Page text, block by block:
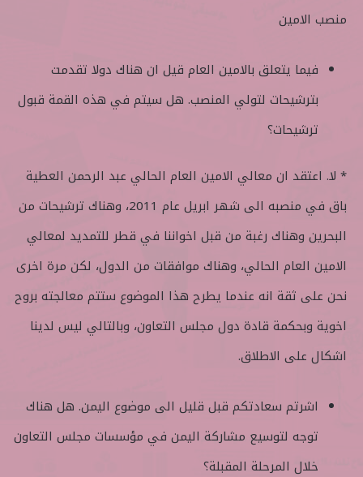
منصب الامين
فيما يتعلق بالامين العام قيل ان هناك دولا تقدمت
بترشيحات لتولي المنصب. هل سيتم في هذه القمة قبول
ترشيحات؟
* لا. اعتقد ان معالي الامين العام الحالي عبد الرحمن العطية
باق في منصبه الى شهر ابريل عام 2011، وهناك ترشيحات من
البحرين وهناك رغبة من قبل اخواننا في قطر للتمديد لمعالي
الامين العام الحالي، وهناك موافقات من الدول، لكن مرة اخرى
نحن على ثقة انه عندما يطرح هذا الموضوع ستتم معالجته بروح
اخوية وبحكمة قادة دول مجلس التعاون، وبالتالي ليس لدينا
اشكال على الاطلاق.
اشرتم سعادتكم قبل قليل الى موضوع اليمن. هل هناك
توجه لتوسيع مشاركة اليمن في مؤسسات مجلس التعاون
خلال المرحلة المقبلة؟